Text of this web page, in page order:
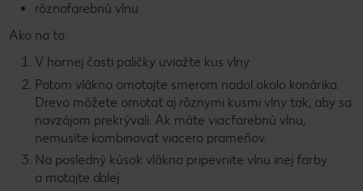
rôznofarebnú vlnu
Ako na to:
V hornej časti paličky uviažte kus vlny.
Potom vlákno omotajte smerom nadol okolo konárika.
Drevo môžete omotať aj rôznymi kusmi vlny tak, aby sa
navzájom prekrývali. Ak máte viacfarebnú vlnu,
nemusíte kombinovať viacero prameňov.
Na posledný kúsok vlákna pripevnite vlnu inej farby
a motajte ďalej.